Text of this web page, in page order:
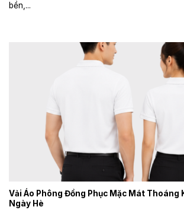
bền,...
Vải Áo Phông Đồng Phục Mặc Mát Thoáng
Ngày Hè